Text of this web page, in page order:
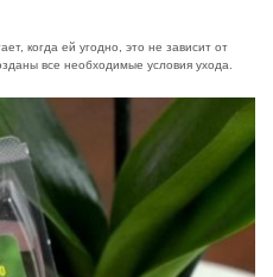
когда ей угодно, это не зависит от
все необходимые условия ухода.